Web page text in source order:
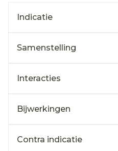
Indicatie
Samenstelling
Interacties
Bijwerkingen
Contra indicatie